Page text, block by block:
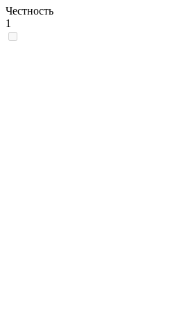
Честность
1